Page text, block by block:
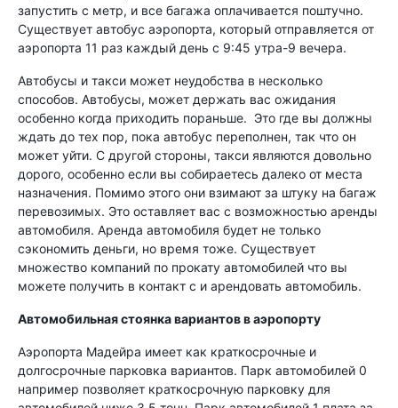
запустить с метр, и все багажа оплачивается поштучно.
Существует автобус аэропорта, который отправляется от
аэропорта 11 раз каждый день с 9:45 утра-9 вечера.
Автобусы и такси может неудобства в несколько
способов. Автобусы, может держать вас ожидания
особенно когда приходить пораньше. Это где вы должны
ждать до тех пор, пока автобус переполнен, так что он
может уйти. С другой стороны, такси являются довольно
дорого, особенно если вы собираетесь далеко от места
назначения. Помимо этого они взимают за штуку на багаж
перевозимых. Это оставляет вас с возможностью аренды
автомобиля. Аренда автомобиля будет не только
сэкономить деньги, но время тоже. Существует
множество компаний по прокату автомобилей что вы
можете получить в контакт с и арендовать автомобиль.
Автомобильная стоянка вариантов в аэропорту
Аэропорта Мадейра имеет как краткосрочные и
долгосрочные парковка вариантов. Парк автомобилей 0
например позволяет краткосрочную парковку для